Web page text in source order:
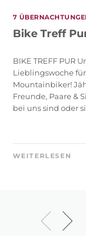
7
Bike Treff
BIKE TREFF PUR
Lieblingswoche
Mountainbiker!
Freunde, Paare &
bei uns sind oder
WEITERLESEN